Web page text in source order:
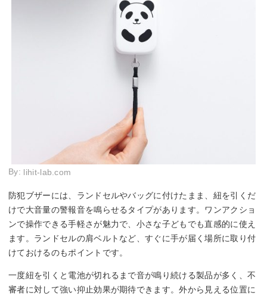
By: lihit-lab.com
防犯ブザーには、ランドセルやバッグに付けたまま、紐を引くだ
けで大音量の警報音を鳴らせるタイプがあります。ワンアクショ
ンで操作できる手軽さが魅力で、小さな子どもでも直感的に使え
ます。ランドセルの肩ベルトなど、すぐに手が届く場所に取り付
けておけるのもポイントです。
一度紐を引くと電池が切れるまで音が鳴り続ける製品が多く、不
審者に対して強い抑止効果が期待できます。外から見える位置に